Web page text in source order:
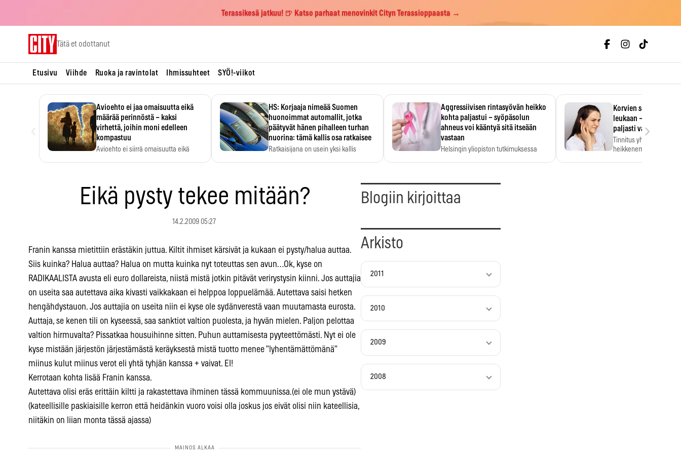
Terassikesä jatkuu! 🍺 Katso parhaat menovinkit Cityn Terassioppaasta →
Tätä et odottanut
Etusivu Viihde Ruoka ja ravintolat Ihmissuhteet SYÖ!-viikot
Avioehto ei jaa omaisuutta eikä
määrää perinnöstä – kaksi
virhettä, joihin moni edelleen
kompastuu
Avioehto ei siirrä omaisuutta eikä
HS: Korjaaja nimeää Suomen
huonoimmat automallit, jotka
päätyvät hänen pihalleen turhan
nuorina: tämä kallis osa ratkaisee
Ratkaisijana on usein yksi kallis
Aggressiivisen rintasyövän heikko
kohta paljastui – syöpäsolun
ahneus voi kääntyä sitä itseään
vastaan
Helsingin yliopiston tutkimuksessa
Korvien soiminen
leukaan – 47 349
paljasti vahvan
Tinnitus yhdistetään
heikkenemiseen.
›
Eikä pysty tekee mitään?
14.2.2009 05:27
Franin kanssa mietittiin erästäkin juttua. Kiltit ihmiset kärsivät ja kukaan ei pysty/halua auttaa.
Siis kuinka? Halua auttaa? Halua on mutta kuinka nyt toteuttas sen avun…Ok, kyse on
RADIKAALISTA avusta eli euro dollareista, niistä mistä jotkin pitävät verirystysin kiinni. Jos auttajia
on useita saa autettava aika kivasti vaikkakaan ei helppoa loppuelämää. Autettava saisi hetken
hengähdystauon. Jos auttajia on useita niin ei kyse ole sydänverestä vaan muutamasta eurosta.
Auttaja, se kenen tili on kyseessä, saa sanktiot valtion puolesta, ja hyvän mielen. Paljon pelottaa
valtion hirmuvalta? Pissatkaa housuihinne sitten. Puhun auttamisesta pyyteettömästi. Nyt ei ole
kyse mistään järjestön järjestämästä keräyksestä mistä tuotto menee ”lyhentämättömänä”
miinus kulut miinus verot eli yhtä tyhjän kanssa + vaivat. EI!
Kerrotaan kohta lisää Franin kanssa.
Autettava olisi eräs erittäin kiltti ja rakastettava ihminen tässä kommuunissa.(ei ole mun ystävä)
(kateellisille paskiaisille kerron että heidänkin vuoro voisi olla joskus jos eivät olisi niin kateellisia,
niitäkin on liian monta tässä ajassa)
Blogiin kirjoittaa
Arkisto
2011
2010
2009
2008